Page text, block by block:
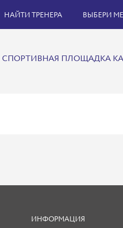
НАЙТИ ТРЕНЕРА ВЫБЕРИ
СПОРТИВНАЯ ПЛОЩАДКА
ИНФОРМАЦИЯ